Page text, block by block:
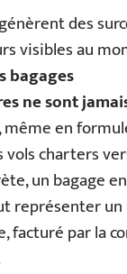
des
visibles au
bagages
ne sont
, même en
vols charters
un bagage
représenter
facturé par la